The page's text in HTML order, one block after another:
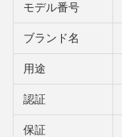
モデル番号
ブランド名
用途
認証
保証